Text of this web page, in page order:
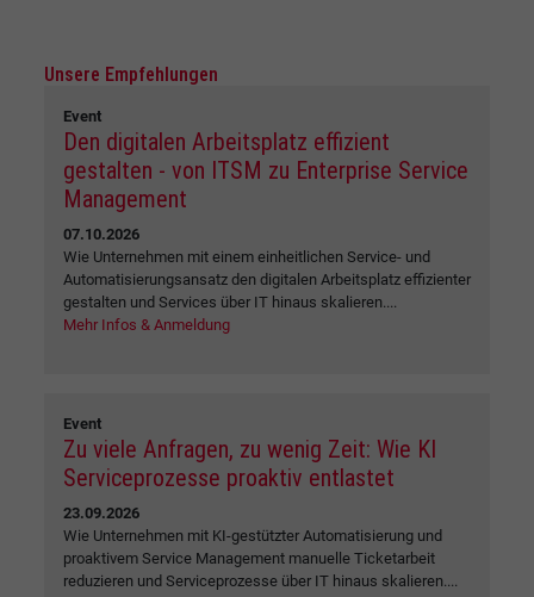
Unsere Empfehlungen
Event
Den digitalen Arbeitsplatz effizient
gestalten - von ITSM zu Enterprise Service
Management
07.10.2026
Wie Unternehmen mit einem einheitlichen Service- und
Automatisierungsansatz den digitalen Arbeitsplatz effizienter
gestalten und Services über IT hinaus skalieren....
Mehr Infos & Anmeldung
Event
Zu viele Anfragen, zu wenig Zeit: Wie KI
Serviceprozesse proaktiv entlastet
23.09.2026
Wie Unternehmen mit KI-gestützter Automatisierung und
proaktivem Service Management manuelle Ticketarbeit
reduzieren und Serviceprozesse über IT hinaus skalieren....